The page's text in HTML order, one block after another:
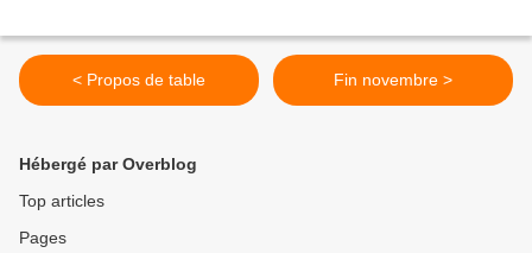
< Propos de table Fin novembre >
Hébergé par Overblog
Top articles
Pages